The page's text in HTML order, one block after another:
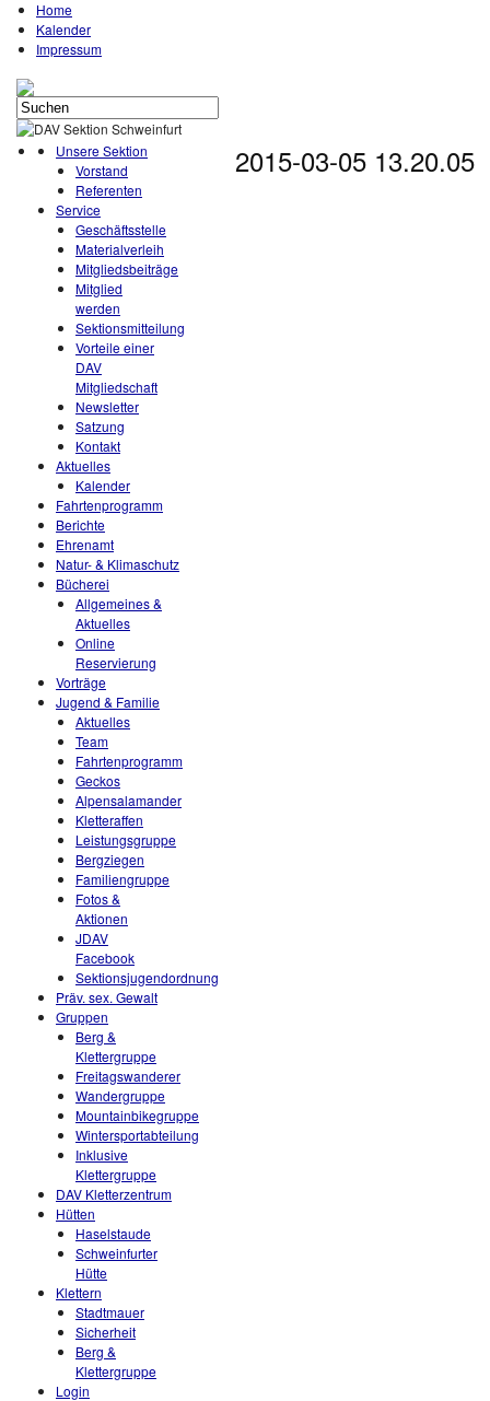
Home
Kalender
Impressum
Unsere Sektion
Vorstand
Referenten
Service
Geschäftsstelle
Materialverleih
Mitgliedsbeiträge
Mitglied
werden
Sektionsmitteilung
Vorteile einer
DAV
Mitgliedschaft
Newsletter
Satzung
Kontakt
Aktuelles
Kalender
Fahrtenprogramm
Berichte
Ehrenamt
Natur- & Klimaschutz
Bücherei
Allgemeines &
Aktuelles
Online
Reservierung
Vorträge
Jugend & Familie
Aktuelles
Team
Fahrtenprogramm
Geckos
Alpensalamander
Kletteraffen
Leistungsgruppe
Bergziegen
Familiengruppe
Fotos &
Aktionen
JDAV
Facebook
Sektionsjugendordnung
Präv. sex. Gewalt
Gruppen
Berg &
Klettergruppe
Freitagswanderer
Wandergruppe
Mountainbikegruppe
Wintersportabteilung
Inklusive
Klettergruppe
DAV Kletterzentrum
Hütten
Haselstaude
Schweinfurter
Hütte
Klettern
Stadtmauer
Sicherheit
Berg &
Klettergruppe
Login
2015-03-05 13.20.05